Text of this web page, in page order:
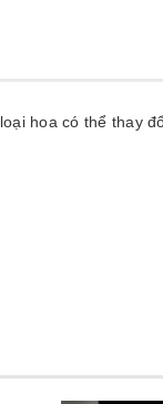
hoa có thể thay